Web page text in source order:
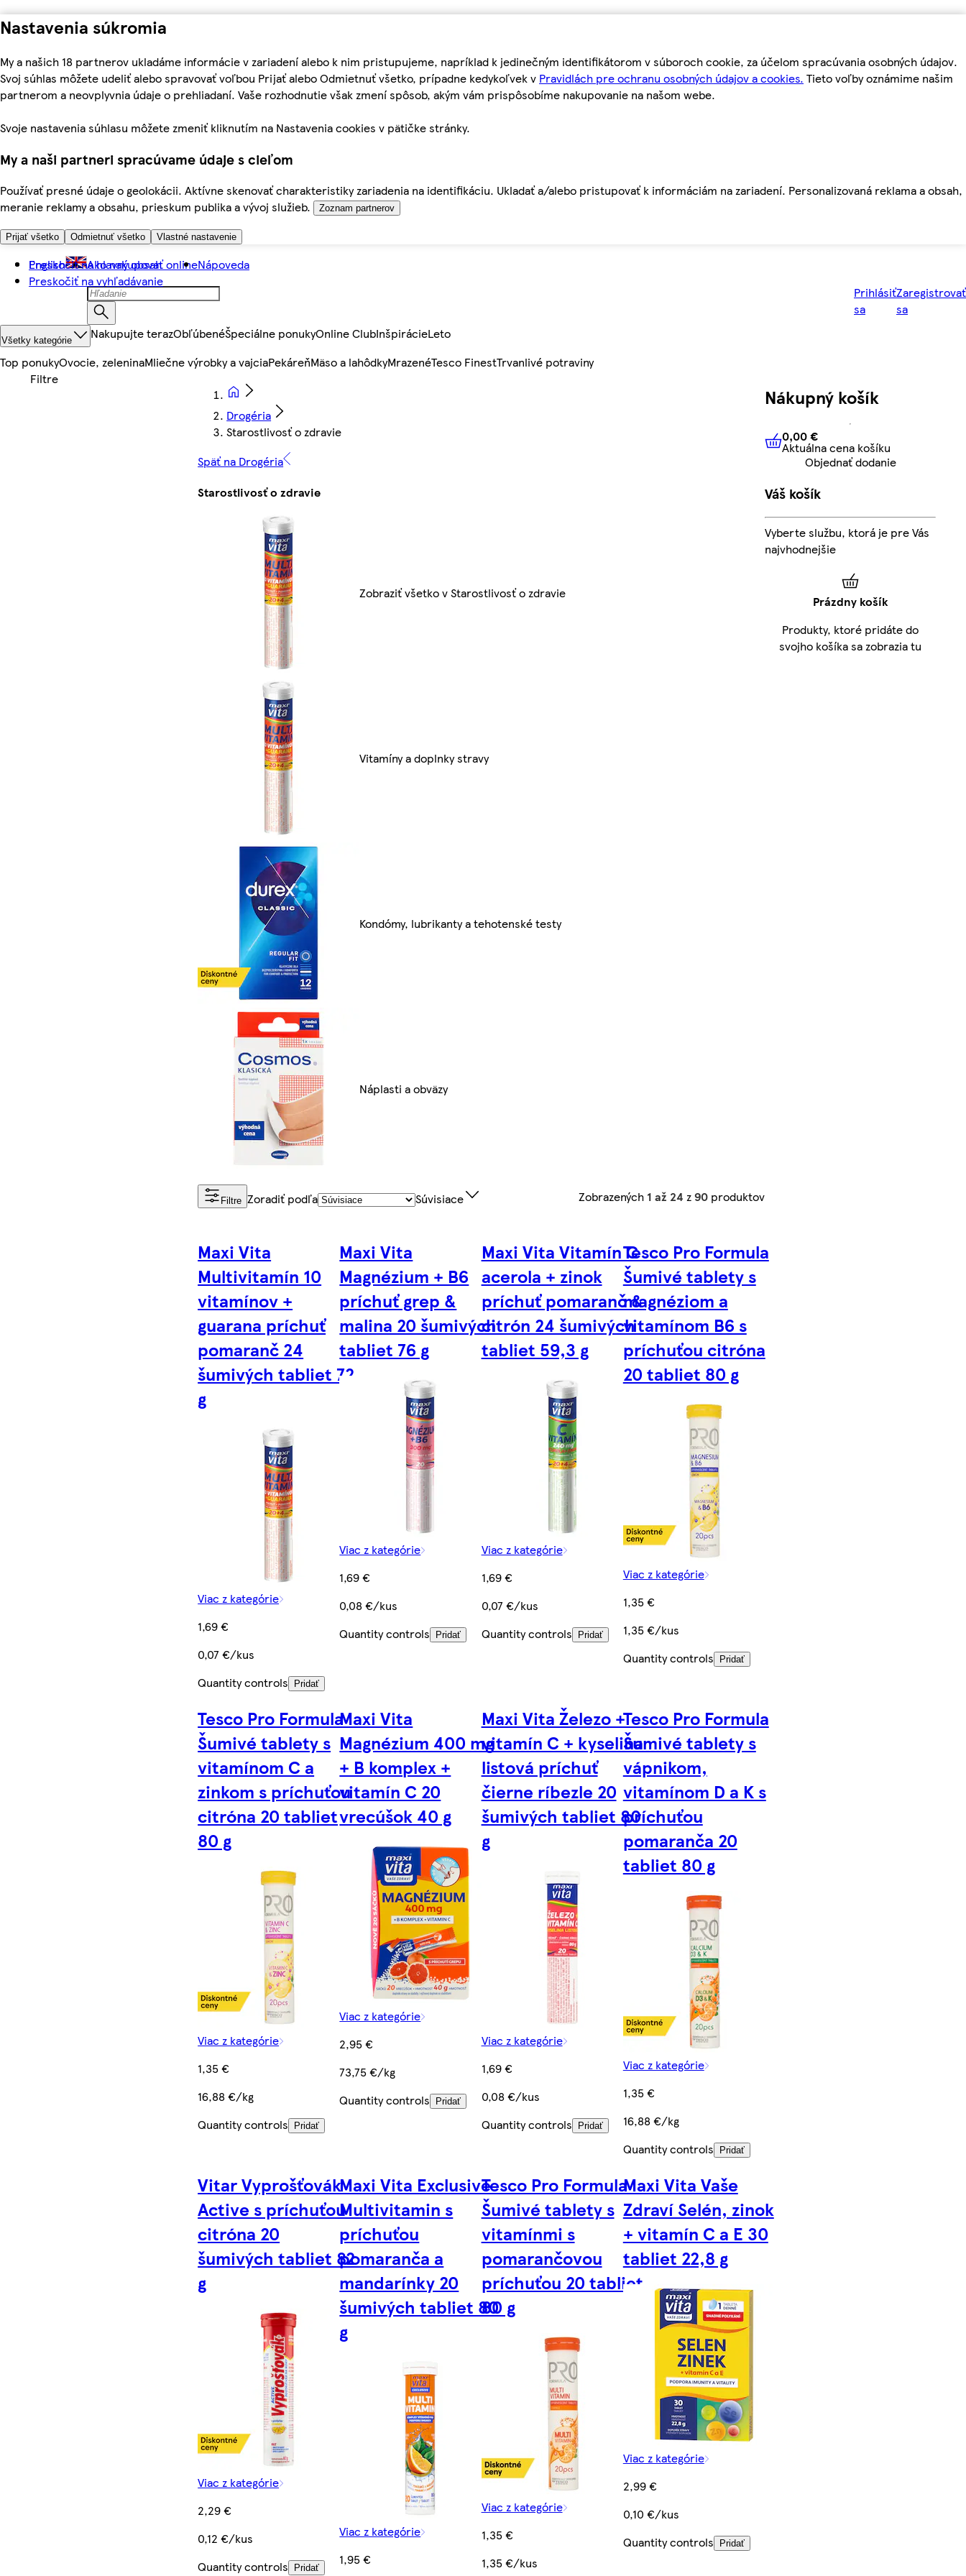
Nastavenia súkromia
My a našich 18 partnerov ukladáme informácie v zariadení alebo k nim pristupujeme, napríklad k jedinečným identifikátorom v súboroch cookie, za účelom spracúvania osobných údajov.
Svoj súhlas môžete udeliť alebo spravovať voľbou Prijať alebo Odmietnuť všetko, prípadne kedykoľvek v Pravidlách pre ochranu osobných údajov a cookies. Tieto voľby oznámime našim
partnerom a neovplyvnia údaje o prehliadaní. Vaše rozhodnutie však zmení spôsob, akým vám prispôsobíme nakupovanie na našom webe.
Svoje nastavenia súhlasu môžete zmeniť kliknutím na Nastavenia cookies v pätičke stránky.
My a naši partneri spracúvame údaje s cieľom
Používať presné údaje o geolokácii. Aktívne skenovať charakteristiky zariadenia na identifikáciu. Ukladať a/alebo pristupovať k informáciám na zariadení. Personalizovaná reklama a obsah,
meranie reklamy a obsahu, prieskum publika a vývoj služieb.
Zoznam partnerov
Prijať všetko Odmietnuť všetko Vlastné nastavenie
Preskočiť na hlavný obsah
Preskočiť na vyhľadávanie
English Ako nakupovať onlineNápoveda
Prihlásiť
sa
Zaregistrovať
sa
Všetky kategórie Nakupujte terazObľúbenéŠpeciálne ponukyOnline ClubInšpirácieLeto
Top ponukyOvocie, zeleninaMliečne výrobky a vajciaPekáreňMäso a lahôdkyMrazenéTesco FinestTrvanlivé potraviny
Drogéria
Starostlivosť o zdravie
Späť na Drogéria
Starostlivosť o zdravie
Zobraziť všetko v Starostlivosť o zdravie
Vitamíny a doplnky stravy
Kondómy, lubrikanty a tehotenské testy
Náplasti a obväzy
Filtre Zoradiť podľa Súvisiace Zobrazených 1 až 24 z90 produktov
Maxi Vita
Multivitamín 10
vitamínov +
guarana príchuť
pomaranč 24
šumivých tabliet 72
g
Viac z kategórie
1,69 €
0,07 €/kus
Quantity controls
Pridať
Maxi Vita
Magnézium + B6
príchuť grep &
malina 20 šumivých
tabliet 76 g
Viac z kategórie
1,69 €
0,08 €/kus
Quantity controls
Pridať
Maxi Vita Vitamín C
acerola + zinok
príchuť pomaranč &
citrón 24 šumivých
tabliet 59,3 g
Viac z kategórie
1,69 €
0,07 €/kus
Quantity controls
Pridať
Tesco Pro Formula
Šumivé tablety s
magnéziom a
vitamínom B6 s
príchuťou citróna
20 tabliet 80 g
Viac z kategórie
1,35 €
1,35 €/kus
Quantity controls
Pridať
Tesco Pro Formula
Šumivé tablety s
vitamínom C a
zinkom s príchuťou
citróna 20 tabliet
80 g
Viac z kategórie
1,35 €
16,88 €/kg
Quantity controls
Pridať
Maxi Vita
Magnézium 400 mg
+ B komplex +
vitamín C 20
vrecúšok 40 g
Viac z kategórie
2,95 €
73,75 €/kg
Quantity controls
Pridať
Maxi Vita Železo +
vitamín C + kyselina
listová príchuť
čierne ríbezle 20
šumivých tabliet 80
g
Viac z kategórie
1,69 €
0,08 €/kus
Quantity controls
Pridať
Tesco Pro Formula
Šumivé tablety s
vápnikom,
vitamínom D a K s
príchuťou
pomaranča 20
tabliet 80 g
Viac z kategórie
1,35 €
16,88 €/kg
Quantity controls
Pridať
Vitar Vyprošťovák
Active s príchuťou
citróna 20
šumivých tabliet 82
g
Viac z kategórie
2,29 €
0,12 €/kus
Quantity controls Pridať
Maxi Vita Exclusive
Multivitamin s
príchuťou
pomaranča a
mandarínky 20
šumivých tabliet 80
g
Viac z kategórie
1,95 €
Tesco Pro Formula
Šumivé tablety s
vitamínmi s
pomarančovou
príchuťou 20 tabliet
80 g
Viac z kategórie
1,35 €
1,35 €/kus
Maxi Vita Vaše
Zdraví Selén, zinok
+ vitamín C a E 30
tabliet 22,8 g
Viac z kategórie
2,99 €
0,10 €/kus
Quantity controls
Pridať
Nákupný košík
0,00 € Aktuálna cena košíku
0,00 €
Aktuálna cena košíku
Objednať dodanie
Váš košík
Vyberte službu, ktorá je pre Vás
najvhodnejšie
Prázdny košík
Produkty, ktoré pridáte do
svojho košíka sa zobrazia tu